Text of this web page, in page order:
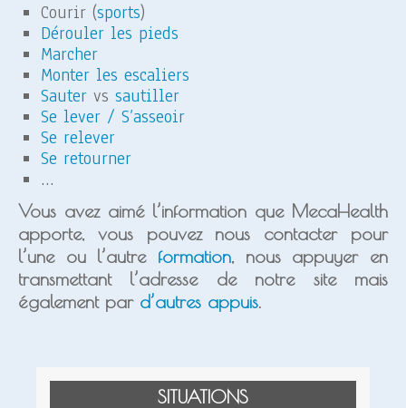
Courir (sports)
Dérouler les pieds
Marcher
Monter les escaliers
Sauter vs sautiller
Se lever / S’asseoir
Se relever
Se retourner
…
Vous avez aimé l’information que MecaHealth
apporte, vous pouvez nous contacter pour
l’une ou l’autre formation, nous appuyer en
transmettant l’adresse de notre site mais
également par d’autres appuis.
SITUATIONS